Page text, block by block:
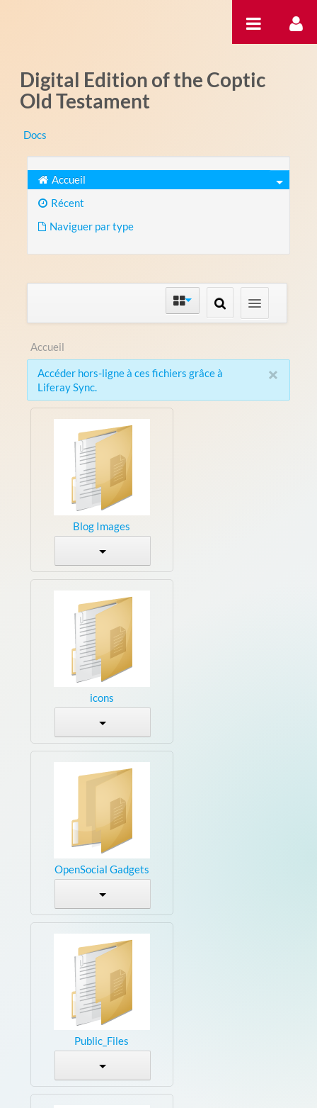
Digital Edition of the Coptic
Old Testament
Docs
Accueil
Récent
Naviguer par type
Accueil
×
Accéder hors-ligne à ces fichiers grâce à
Liferay Sync.
Blog Images
icons
OpenSocial Gadgets
Public_Files